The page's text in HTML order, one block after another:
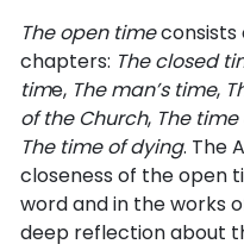
The open timeconsists
chapters: The closed
time, The man’s time,
of the Church, The
The time of dying. The
closeness of the open
word and in the works
deep reflection about